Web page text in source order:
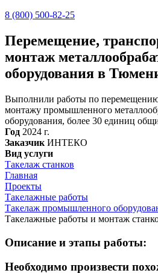
8 (800) 500-82-25
Перемещение,
монтаж
оборудования в
Выполнили работы по
монтажу промышленного
оборудования, более 30 единиц
Год 2024 г.
Заказчик ИНТЕКО
Вид услуги
Такелаж станков
Главная
Проекты
Такелажные работы
Такелаж промышленного
Такелажные работы и монтаж
Описание и этапы работы:
Необходимо произвести